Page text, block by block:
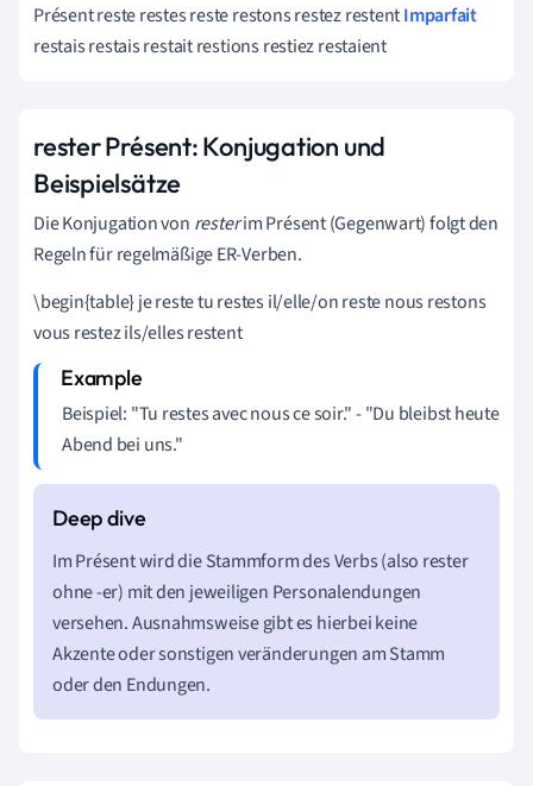
Présent reste restes reste restons restez restentImparfait
restais restais restait restions restiez restaient
rester Présent: Konjugation und
Beispielsätze
Die Konjugation von resterim Présent (Gegenwart) folgt den
Regeln für regelmäßige ER-Verben.
\begin{table} je reste tu restes il/elle/on reste nous restons
vous restez ils/elles restent
Beispiel: "Tu restes avec nous ce soir." - "Du bleibst heute
Abend bei uns."
Im Présent wird die Stammform des Verbs (also rester
ohne -er) mit den jeweiligen Personalendungen
versehen. Ausnahmsweise gibt es hierbei keine
Akzente oder sonstigen veränderungen am Stamm
oder den Endungen.